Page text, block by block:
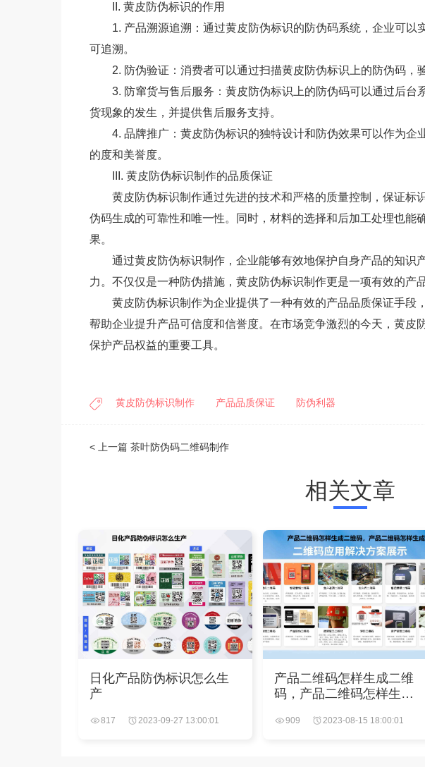
II. 黄皮防伪标识的作用
1. 产品溯源追溯：通过黄皮防伪标识的防伪码系统，企业可以
可追溯。
2. 防伪验证：消费者可以通过扫描黄皮防伪标识上的防伪码，
3. 防窜货与售后服务：黄皮防伪标识上的防伪码可以通过后台
货现象的发生，并提供售后服务支持。
4. 品牌推广：黄皮防伪标识的独特设计和防伪效果可以作为企
的度和美誉度。
III. 黄皮防伪标识制作的品质保证
黄皮防伪标识制作通过先进的技术和严格的质量控制，保证标
伪码生成的可靠性和唯一性。同时，材料的选择和后加工处理也能
果。
通过黄皮防伪标识制作，企业能够有效地保护自身产品的知识
力。不仅仅是一种防伪措施，黄皮防伪标识制作更是一项有效的产
黄皮防伪标识制作为企业提供了一种有效的产品品质保证手段
帮助企业提升产品可信度和信誉度。在市场竞争激烈的今天，黄皮
保护产品权益的重要工具。
黄皮防伪标识制作 产品品质保证 防伪利器
< 上一篇 茶叶防伪码二维码制作
相关文章
日化产品防伪标识怎么生
产
817 2023-09-27 13:00:01
产品二维码怎样生成二维
码，产品二维码怎样生成
909 2023-08-15 18:00:01